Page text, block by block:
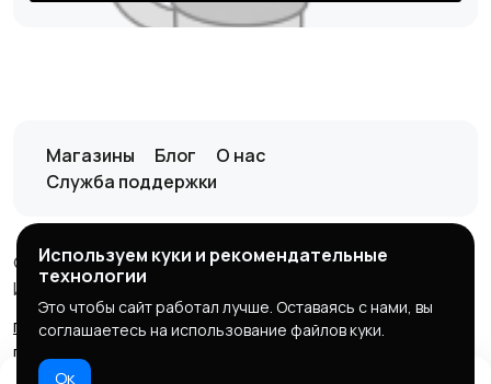
Магазины Блог
О нас
Служба поддержки
© 2026 it-marketplace
ИП Кузнецов Д.А, ИНН:370403503708
правила
конфиденциальность возврат
продавцу
Используем куки и рекомендательные
технологии
Это чтобы сайт работал лучше. Оставаясь с нами, вы
соглашаетесь на использование файлов куки.
Ок